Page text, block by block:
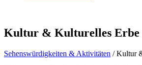
Kultur & Kulturelles Erbe
Sehenswürdigkeiten & Aktivitäten / Kultur